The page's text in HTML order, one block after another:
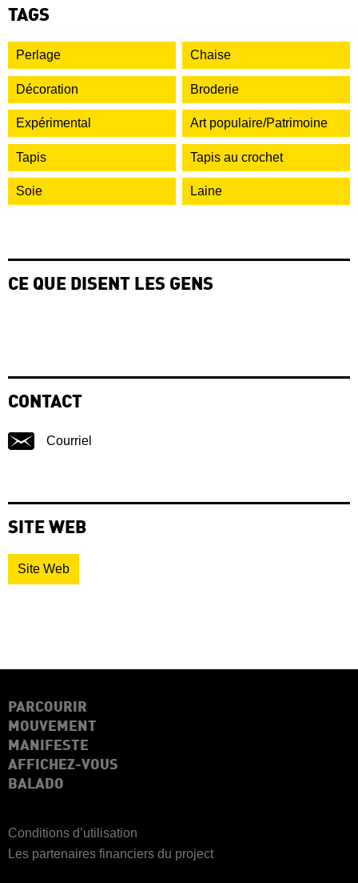
TAGS
Perlage Chaise
Décoration Broderie
Expérimental Art populaire/Patrimoine
Tapis Tapis au crochet
Soie Laine
CE QUE DISENT LES GENS
CONTACT
Courriel
SITE WEB
Site Web
PARCOURIR
MOUVEMENT
MANIFESTE
AFFICHEZ-VOUS
BALADO
Conditions d’utilisation
Les partenaires financiers du project